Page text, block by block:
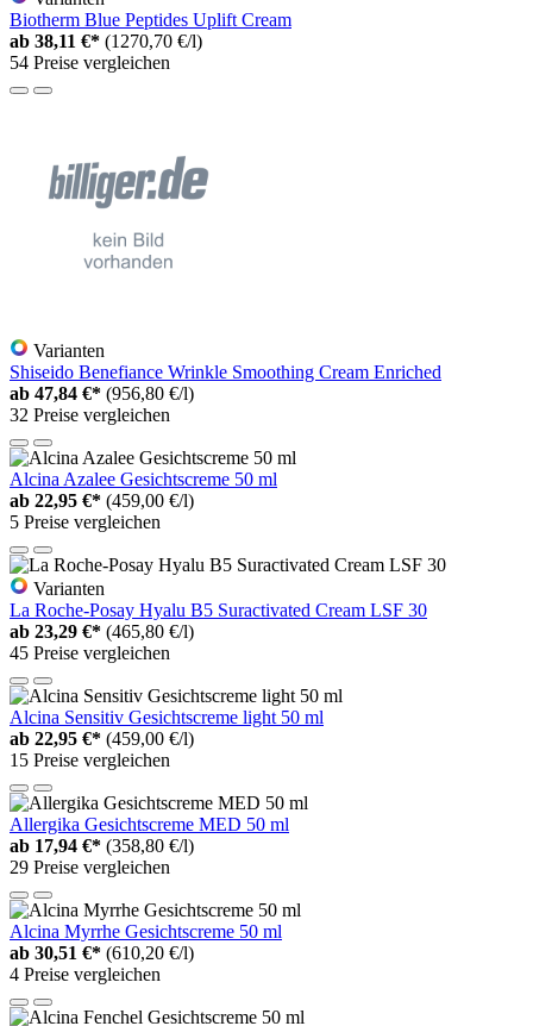
Biotherm Blue Peptides Uplift Cream
ab 38,11 €* (1270,70 €/l)
54 Preise vergleichen
Varianten
Shiseido Benefiance Wrinkle Smoothing Cream Enriched
ab 47,84 €* (956,80 €/l)
32 Preise vergleichen
Alcina Azalee Gesichtscreme 50 ml
ab 22,95 €* (459,00 €/l)
5 Preise vergleichen
Varianten
La Roche-Posay Hyalu B5 Suractivated Cream LSF 30
ab 23,29 €* (465,80 €/l)
45 Preise vergleichen
Alcina Sensitiv Gesichtscreme light 50 ml
ab 22,95 €* (459,00 €/l)
15 Preise vergleichen
Allergika Gesichtscreme MED 50 ml
ab 17,94 €* (358,80 €/l)
29 Preise vergleichen
Alcina Myrrhe Gesichtscreme 50 ml
ab 30,51 €* (610,20 €/l)
4 Preise vergleichen